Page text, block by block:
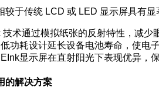
较于传统 LCD 或 LED 显示屏具有显
技术通过模拟纸张的反射特性，减少
低功耗设计延长设备电池寿命，使电
EInk显示屏在直射阳光下表现优异，
的解决方案